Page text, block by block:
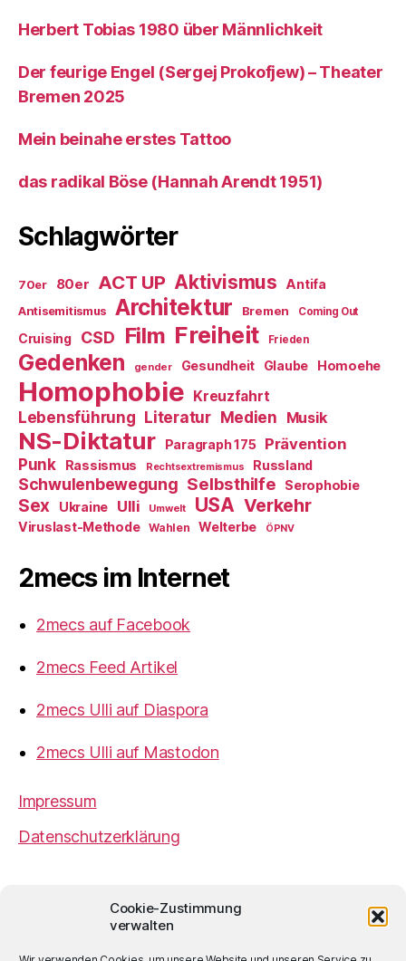
Cookie-Zustimmung
verwalten
Herbert Tobias 1980 über Männlichkeit
Der feurige Engel (Sergej Prokofjew) – Theater
Bremen 2025
Mein beinahe erstes Tattoo
das radikal Böse (Hannah Arendt 1951)
Schlagwörter
70er 80er ACT UP Aktivismus Antifa
Antisemitismus Architektur Bremen Coming Out
Cruising CSD Film Freiheit Frieden
Gedenken gender Gesundheit Glaube Homoehe
Homophobie Kreuzfahrt
Lebensführung Literatur Medien Musik
NS-Diktatur Paragraph 175
Prävention
Punk
Rassismus Rechtsextremismus Russland
Schwulenbewegung Selbsthilfe Serophobie
Sex Ukraine Ulli Umwelt USA Verkehr
Viruslast-Methode Wahlen Welterbe ÖPNV
2mecs im Internet
2mecs auf Facebook
2mecs Feed Artikel
2mecs Ulli auf Diaspora
2mecs Ulli auf Mastodon
Impressum
Datenschutzerklärung
Ulrich Würdemannist sofern nicht
anders angegeben lizenziert unter einer
Creative